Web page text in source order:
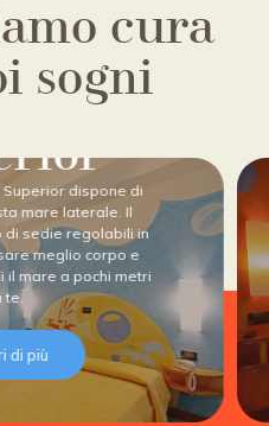
cura
sogni
dispone di
mare laterale. Il
di sedie regolabili in
meglio corpo e
il mare a pochi metri
te.
di più